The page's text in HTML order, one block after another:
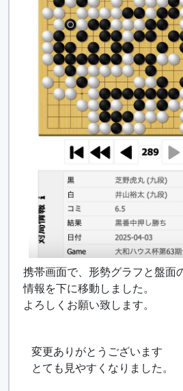
携帯画面で、形勢グラフと盤面
情報を下に移動しました。
よろしくお願い致します。
変更ありがとうございます
とても見やすくなりました。